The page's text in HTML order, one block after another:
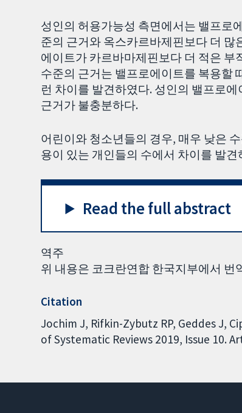
성인의 허용가능성 측면에서는 밸프로
준의 근거와 옥스카르바제핀보다 더 많
에이트가 카르바마제핀보다 더 적은 부
수준의 근거는 밸프로에이트를 복용할
런 차이를 발견하였다. 성인의 밸프로
근거가 불충분하다.
어린이와 청소년들의 경우, 매우 낮은
용이 있는 개인들의 수에서 차이를 발견
Read the full abstract
역주
위 내용은 코크란연합 한국지부에서 번
Citation
Jochim J, Rifkin-Zybutz RP, Geddes J,
of Systematic Reviews 2019, Issue 10.